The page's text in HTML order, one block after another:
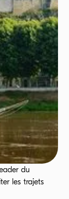
du
les trajets